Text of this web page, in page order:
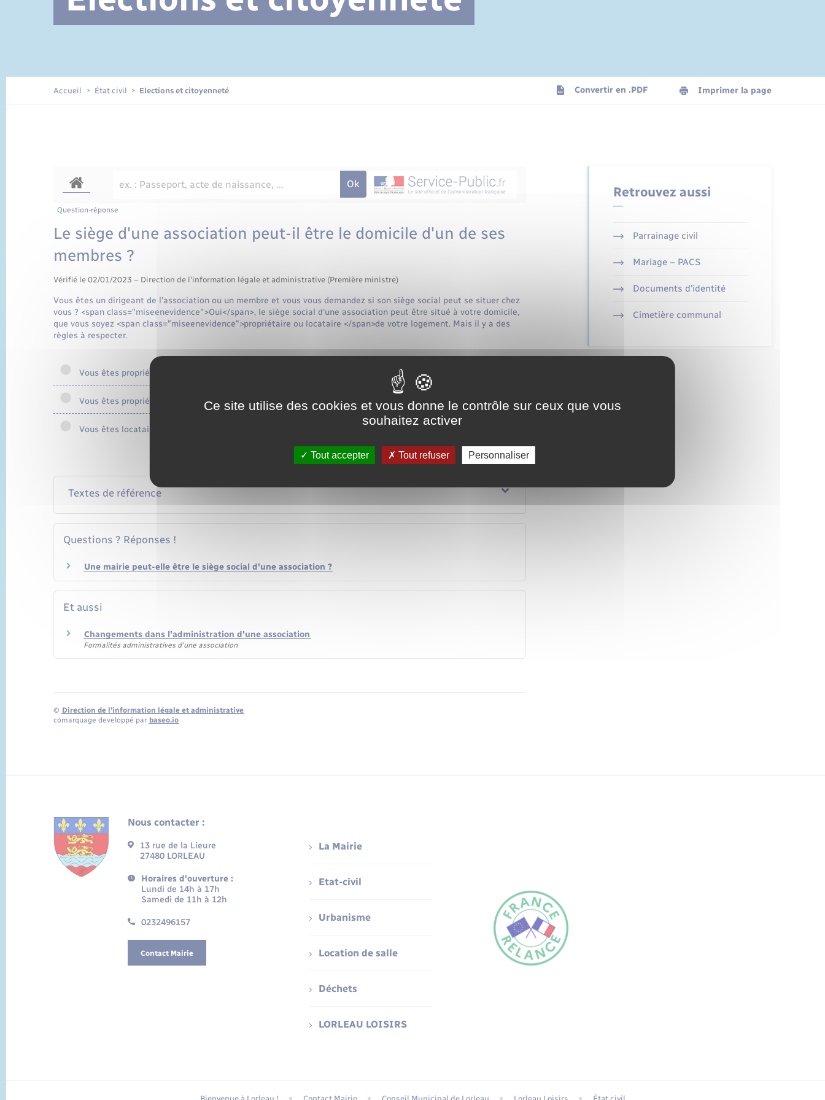
Documents d’identité Cimetière communal
Accueil État civil Elections et citoyenneté Convertir en .PDF Imprimer la page
Question-réponse
Le siège d'une association peut-il être le domicile d'un de ses
membres ?
Vérifié le 02/01/2023 – Direction de l'information légale et administrative (Première ministre)
Vous êtes un dirigeant de l'association ou un membre et vous vous demandez si son siège social peut se situer chez
vous ? <span class="miseenevidence">Oui</span>, le siège social d'une association peut être situé à votre domicile,
que vous soyez <span class="miseenevidence">propriétaire ou locataire </span>de votre logement. Mais il y a des
règles à respecter.
Vous êtes propriétaire de votre logement et celui-ci se trouve dans une copropriété
Vous êtes propriétaire de votre logement et celui-ci ne se trouve pas dans une copropriété
Vous êtes locataire
Textes de référence
Questions ? Réponses !
Une mairie peut-elle être le siège social d'une association ?
Et aussi
Changements dans l'administration d'une association
Formalités administratives d'une association
© Direction de l’information légale et administrative
comarquage developpé par baseo.io
Retrouvez aussi
Parrainage civil
Mariage – PACS
Documents d’identité
Cimetière communal
Nous contacter :
13 rue de la Lieure
27480 LORLEAU
Horaires d'ouverture :
Lundi de 14h à 17h
Samedi de 11h à 12h
0232496157
Contact Mairie
La Mairie
Etat-civil
Urbanisme
Location de salle
Déchets
LORLEAU LOISIRS
Ce site utilise des cookies et vous donne le contrôle sur ceux que vous
souhaitez activer
Tout accepter Tout refuser Personnaliser